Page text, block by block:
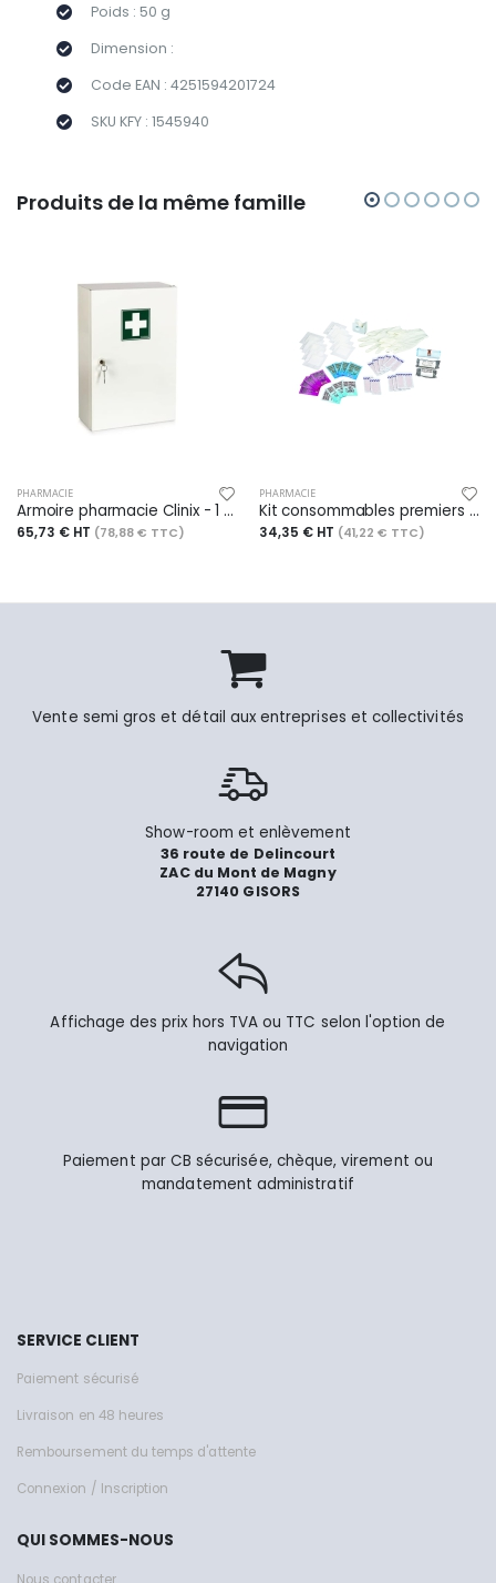
Poids : 50 g
Dimension :
Code EAN : 4251594201724
SKU KFY : 1545940
Produits de la même famille
PHARMACIE
Armoire pharmacie Clinix - 1 porte - blanc signalisation - RAL 9016
65,73 € HT (78,88 € TTC)
PHARMACIE
Kit consommables premiers secours Clinix
34,35 € HT (41,22 € TTC)
Vente semi gros et détail aux entreprises et collectivités
Show-room et enlèvement
36 route de Delincourt
ZAC du Mont de Magny
27140 GISORS
Affichage des prix hors TVA ou TTC selon l'option de
navigation
Paiement par CB sécurisée, chèque, virement ou
mandatement administratif
SERVICE CLIENT
Paiement sécurisé
Livraison en 48 heures
Remboursement du temps d'attente
Connexion / Inscription
QUI SOMMES-NOUS
Nous contacter